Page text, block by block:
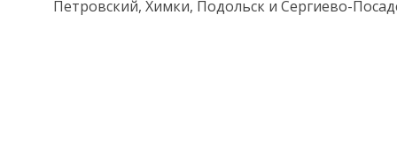
Петровский, Химки, Подольск и Сергиево-